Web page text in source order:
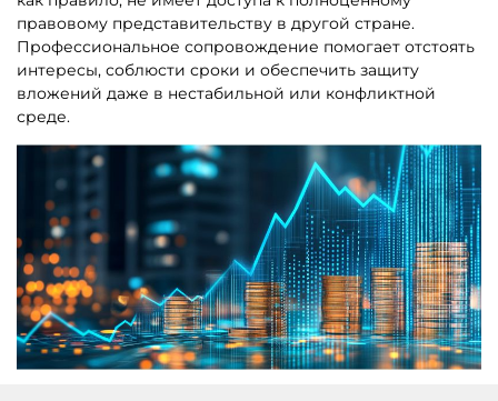
правовому представительству в другой стране.
Профессиональное сопровождение помогает отстоять
интересы, соблюсти сроки и обеспечить защиту
вложений даже в нестабильной или конфликтной
среде.